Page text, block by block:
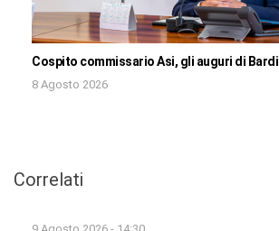
Cospito commissario Asi, gli auguri di Bardi
8 Agosto 2026
Correlati